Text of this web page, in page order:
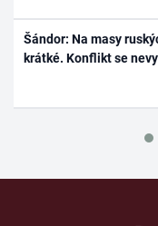
Šándor: Na masy
krátké. Konflikt se